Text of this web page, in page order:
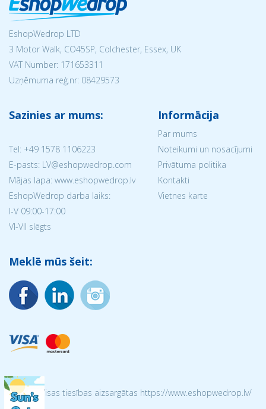
EshopWedrop LTD
3 Motor Walk, CO45SP, Colchester, Essex, UK
VAT Number: 171653311
Uzņēmuma reģ.nr: 08429573
Sazinies ar mums:
Tel: +49 1578 1106223
E-pasts: LV@eshopwedrop.com
Mājas lapa: www.eshopwedrop.lv
EshopWedrop darba laiks:
I-V 09:00-17:00
VI-VII slēgts
Informācija
Par mums
Noteikumi un nosacījumi
Privātuma politika
Kontakti
Vietnes karte
Meklē mūs šeit:
© 2026 Visas tiesības aizsargātas https://www.eshopwedrop.lv/